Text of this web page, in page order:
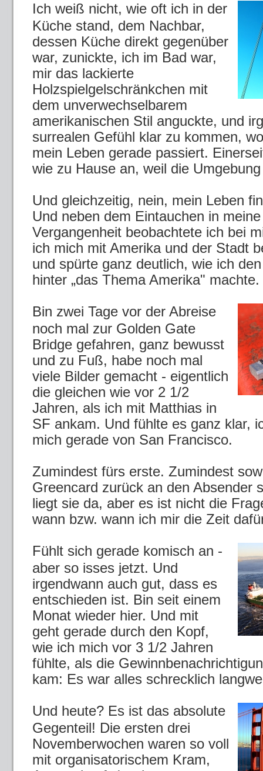
Ich weiß nicht, wie oft ich in der
Küche stand, dem Nachbar,
dessen Küche direkt gegenüber
war, zunickte, ich im Bad war,
mir das lackierte
Holzspielgelschränkchen mit
dem unverwechselbarem
amerikanischen Stil anguckte, und
surrealen Gefühl klar zu kommen,
mein Leben gerade passiert.
wie zu Hause an, weil die
Und gleichzeitig, nein, mein Leben
Und neben dem Eintauchen in
Vergangenheit beobachtete ich bei
ich mich mit Amerika und der Stadt
und spürte ganz deutlich, wie ich
hinter „das Thema Amerika" machte.
Bin zwei Tage vor der Abreise
noch mal zur Golden Gate
Bridge gefahren, ganz bewusst
und zu Fuß, habe noch mal
viele Bilder gemacht - eigentlich
die gleichen wie vor 2 1/2
Jahren, als ich mit Matthias in
SF ankam. Und fühlte es ganz klar,
mich gerade von San Francisco.
Zumindest fürs erste. Zumindest
Greencard zurück an den Absender
liegt sie da, aber es ist nicht die
wann bzw. wann ich mir die Zeit
Fühlt sich gerade komisch an -
aber so isses jetzt. Und
irgendwann auch gut, dass es
entschieden ist. Bin seit einem
Monat wieder hier. Und mit
geht gerade durch den Kopf,
wie ich mich vor 3 1/2 Jahren
fühlte, als die
kam: Es war alles schrecklich
Und heute? Es ist das absolute
Gegenteil! Die ersten drei
Novemberwochen waren so voll
mit organisatorischem Kram,